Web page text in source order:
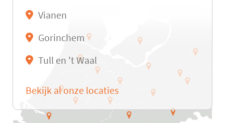
Vianen
Gorinchem
Tull en 't Waal
Bekijk al onze locaties